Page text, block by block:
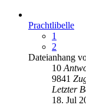
Prachtlibelle
1
2
Dateianhang
10
9841
Letzter
18. Jul